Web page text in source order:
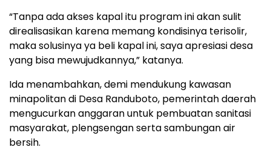
“Tanpa ada akses kapal itu program ini akan sulit
direalisasikan karena memang kondisinya terisolir,
maka solusinya ya beli kapal ini, saya apresiasi desa
yang bisa mewujudkannya,” katanya.
Ida menambahkan, demi mendukung kawasan
minapolitan di Desa Randuboto, pemerintah daerah
mengucurkan anggaran untuk pembuatan sanitasi
masyarakat, plengsengan serta sambungan air
bersih.